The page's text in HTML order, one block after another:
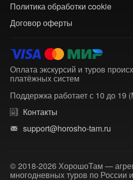
Политика обработки cookie
Договор оферты
Оплата экскурсий и туров
платёжных систем
Поддержка работает с 10 до 19
Контакты
support@horosho-tam.ru
© 2018-2026 ХорошоТам —
многодневных туров по России